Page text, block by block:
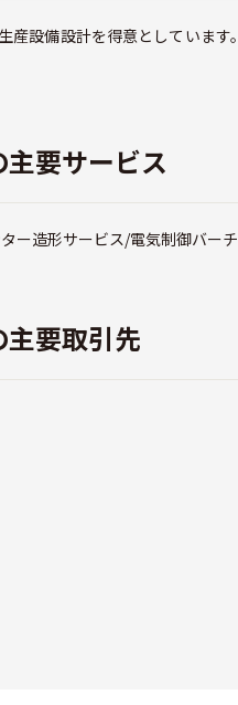
産設備設計を得意としていま
要サービス
ー造形サービス/電気制御バー
要取引先